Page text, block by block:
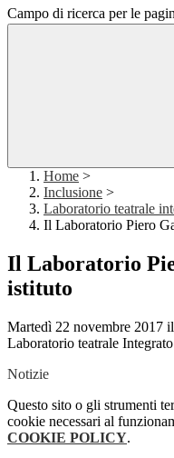
Campo di ricerca per le
Home >
Inclusione >
Laboratorio teatrale
Il Laboratorio Piero
Il Laboratorio
istituto
Martedì 22 novembre 2017
Laboratorio teatrale
Notizie
Questo sito o gli strumenti
cookie necessari al
COOKIE POLICY.